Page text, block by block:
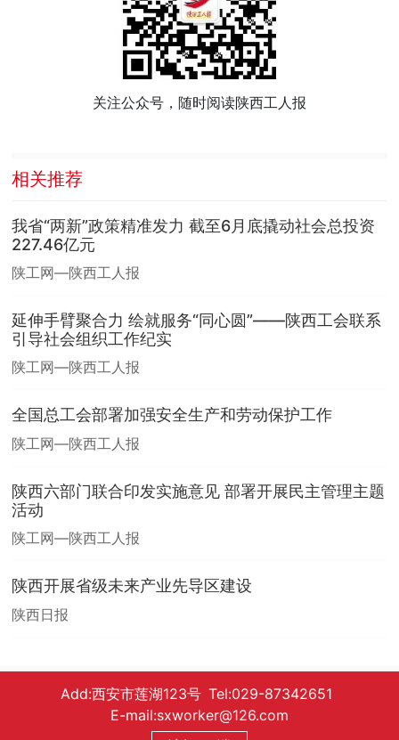
关注公众号，随时阅读陕西工人报
相关推荐
我省“两新”政策精准发力 截至6月底撬动社会总投资
227.46亿元
陕工网—陕西工人报
延伸手臂聚合力 绘就服务“同心圆”——陕西工会联系
引导社会组织工作纪实
陕工网—陕西工人报
全国总工会部署加强安全生产和劳动保护工作
陕工网—陕西工人报
陕西六部门联合印发实施意见 部署开展民主管理主题
活动
陕工网—陕西工人报
陕西开展省级未来产业先导区建设
陕西日报
Add:西安市莲湖123号 Tel:029-87342651
E-mail:sxworker@126.com